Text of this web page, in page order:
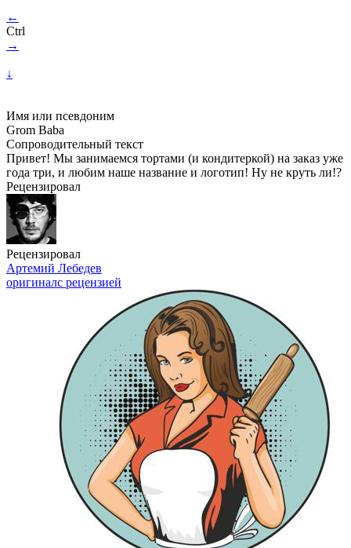
←
Ctrl
→
↓
Имя или псевдоним
Grom Baba
Сопроводительный текст
Привет! Мы занимаемся тортами (и кондитеркой) на заказ уже
года три, и любим наше название и логотип! Ну не круть ли!?
Рецензировал
Рецензировал
Артемий Лебедев
оригиналс рецензией